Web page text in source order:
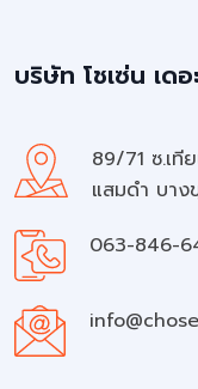
บริษัท โชเซ่น เด
89/71 ซ.เที
แสมดำ บาง
063-846-